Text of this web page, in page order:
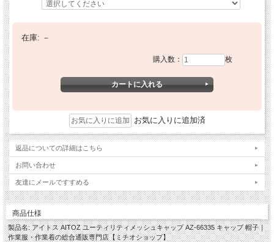
在庫: －
購入数： 枚
お気に入りに追加済
返品についての詳細はこちら
お問い合わせ
友達にメールですすめる
商品仕様
製品名: アイトス AITOZ ユーティリティメッシュキャップ AZ-66335 キャップ 帽子｜
作業服・作業着の総合通販専門店【ミチオショップ】